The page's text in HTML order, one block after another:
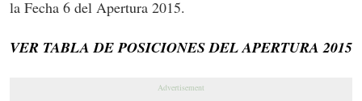
la Fecha 6 del Apertura 2015.
VER TABLA DE POSICIONES DEL APERTURA 2015